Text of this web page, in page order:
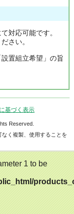
対応可能です。
さい。
置組立希望」の旨
基づく表示
Reserved.
く複製、使用することを
1 to be